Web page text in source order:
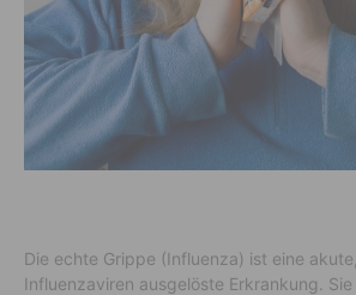
Die echte Grippe (Influenza) ist eine
Influenzaviren ausgelöste Erkrankung.